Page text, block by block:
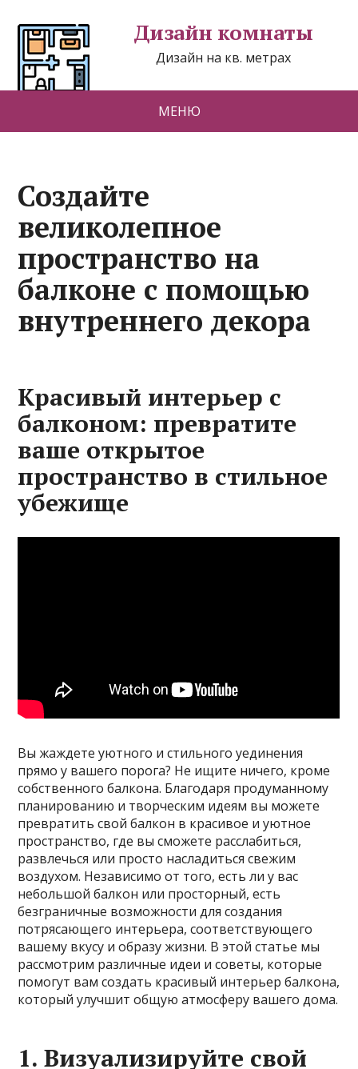
Дизайн комнаты
Дизайн на кв. метрах
МЕНЮ
Создайте
великолепное
пространство на
балконе с помощью
внутреннего декора
Красивый интерьер с
балконом: превратите
ваше открытое
пространство в стильное
убежище
Вы жаждете уютного и стильного уединения
прямо у вашего порога? Не ищите ничего, кроме
собственного балкона. Благодаря продуманному
планированию и творческим идеям вы можете
превратить свой балкон в красивое и уютное
пространство, где вы сможете расслабиться,
развлечься или просто насладиться свежим
воздухом. Независимо от того, есть ли у вас
небольшой балкон или просторный, есть
безграничные возможности для создания
потрясающего интерьера, соответствующего
вашему вкусу и образу жизни. В этой статье мы
рассмотрим различные идеи и советы, которые
помогут вам создать красивый интерьер балкона,
который улучшит общую атмосферу вашего дома.
1. Визуализируйте свой